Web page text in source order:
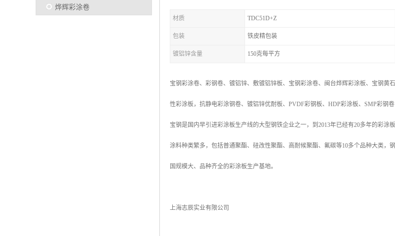
烨辉彩涂卷
材质 TDC51D+Z
包装 铁皮精包装
镀铝锌含量 150克每平方
宝钢彩涂卷、彩钢卷、镀铝锌、敷镀铝锌板、宝钢彩涂卷、闽台烨辉彩涂板、宝钢
性彩涂板，抗静电彩涂钢卷、镀铝锌优耐板、PVDF彩钢板、HDP彩涂板、SMP彩钢
宝钢是国内早引进彩涂板生产线的大型钢铁企业之一，到2013年已经有20多年的彩
涂料种类繁多，包括普通聚酯、硅改性聚酯、高耐候聚酯、氟碳等10多个品种大类
国规模大、品种齐全的彩涂板生产基地。
上海志辰实业有限公司